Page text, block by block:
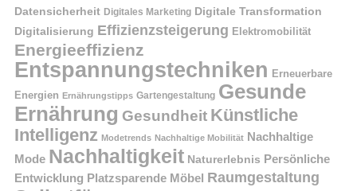
Datensicherheit Digitales Marketing Digitale Transformation
Digitalisierung Effizienzsteigerung Elektromobilität
Energieeffizienz
Entspannungstechniken Erneuerbare
Energien Ernährungstipps Gartengestaltung Gesunde
Ernährung Gesundheit Künstliche
Intelligenz Modetrends Nachhaltige Mobilität Nachhaltige
Mode Nachhaltigkeit Naturerlebnis Persönliche
Entwicklung Platzsparende Möbel Raumgestaltung